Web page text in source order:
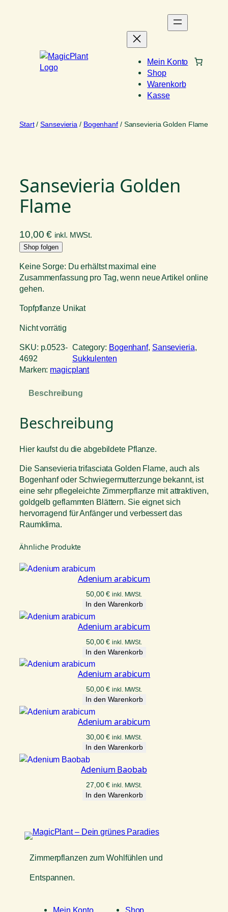
Mein Konto
Shop
Warenkorb
Kasse
Start/Sansevieria / Bogenhanf/ Sansevieria Golden Flame
Sansevieria Golden
Flame
10,00€ inkl. MWSt.
Shop folgen
Keine Sorge: Du erhältst maximal eine
Zusammenfassung pro Tag, wenn neue Artikel online
gehen.
Topfpflanze Unikat
Nicht vorrätig
SKU: p.0523-
4692
Category: Bogenhanf, Sansevieria
Sukkulenten
Marken: magicplant
Beschreibung
Beschreibung
Hier kaufst du die abgebildete Pflanze.
Die Sansevieria trifasciata Golden Flame, auch als
Bogenhanf oder Schwiegermutterzunge bekannt, ist
eine sehr pflegeleichte Zimmerpflanze mit attraktiven,
goldgelb geflammten Blättern. Sie eignet sich
hervorragend für Anfänger und verbessert das
Raumklima.
Ähnliche Produkte
Adenium arabicum
50,00€ inkl. MWSt.
In den Warenkorb
Adenium arabicum
50,00€ inkl. MWSt.
In den Warenkorb
Adenium arabicum
50,00€ inkl. MWSt.
In den Warenkorb
Adenium arabicum
30,00€ inkl. MWSt.
In den Warenkorb
Adenium Baobab
27,00€ inkl. MWSt.
In den Warenkorb
Zimmerpflanzen zum Wohlfühlen und
Entspannen.
Mein Konto Shop